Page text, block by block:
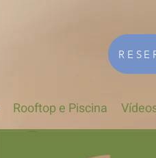
Rooftop e Piscina